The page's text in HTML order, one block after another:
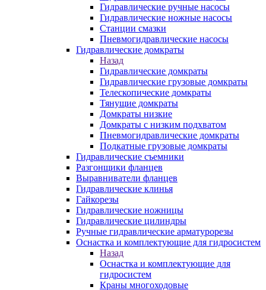
Гидравлические ручные насосы
Гидравлические ножные насосы
Станции смазки
Пневмогидравлические насосы
Гидравлические домкраты
Назад
Гидравлические домкраты
Гидравлические грузовые домкраты
Телескопические домкраты
Тянущие домкраты
Домкраты низкие
Домкраты с низким подхватом
Пневмогидравлические домкраты
Подкатные грузовые домкраты
Гидравлические съемники
Разгонщики фланцев
Выравниватели фланцев
Гидравлические клинья
Гайкорезы
Гидравлические ножницы
Гидравлические цилиндры
Ручные гидравлические арматурорезы
Оснастка и комплектующие для гидросистем
Назад
Оснастка и комплектующие для
гидросистем
Краны многоходовые